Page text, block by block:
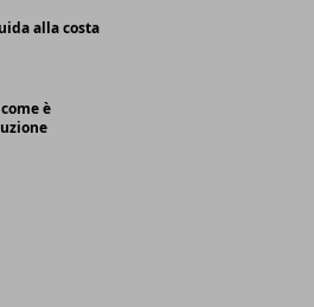
alla costa
è